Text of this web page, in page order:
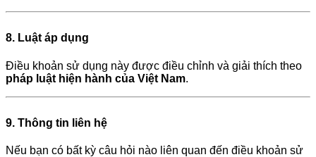
8. Luật áp dụng
Điều khoản sử dụng này được điều chỉnh và giải thích theo
pháp luật hiện hành của Việt Nam.
9. Thông tin liên hệ
Nếu bạn có bất kỳ câu hỏi nào liên quan đến điều khoản sử